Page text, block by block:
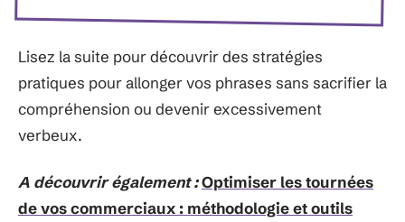
Lisez la suite pour découvrir des stratégies
pratiques pour allonger vos phrases sans sacrifier la
compréhension ou devenir excessivement
verbeux.
A découvrir également :Optimiser les tournées
de vos commerciaux : méthodologie et outils